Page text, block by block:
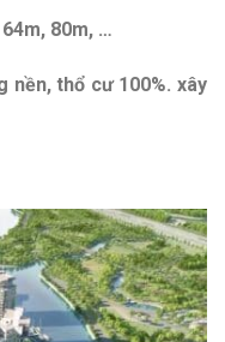
80m, …
thổ cư 100%. xây